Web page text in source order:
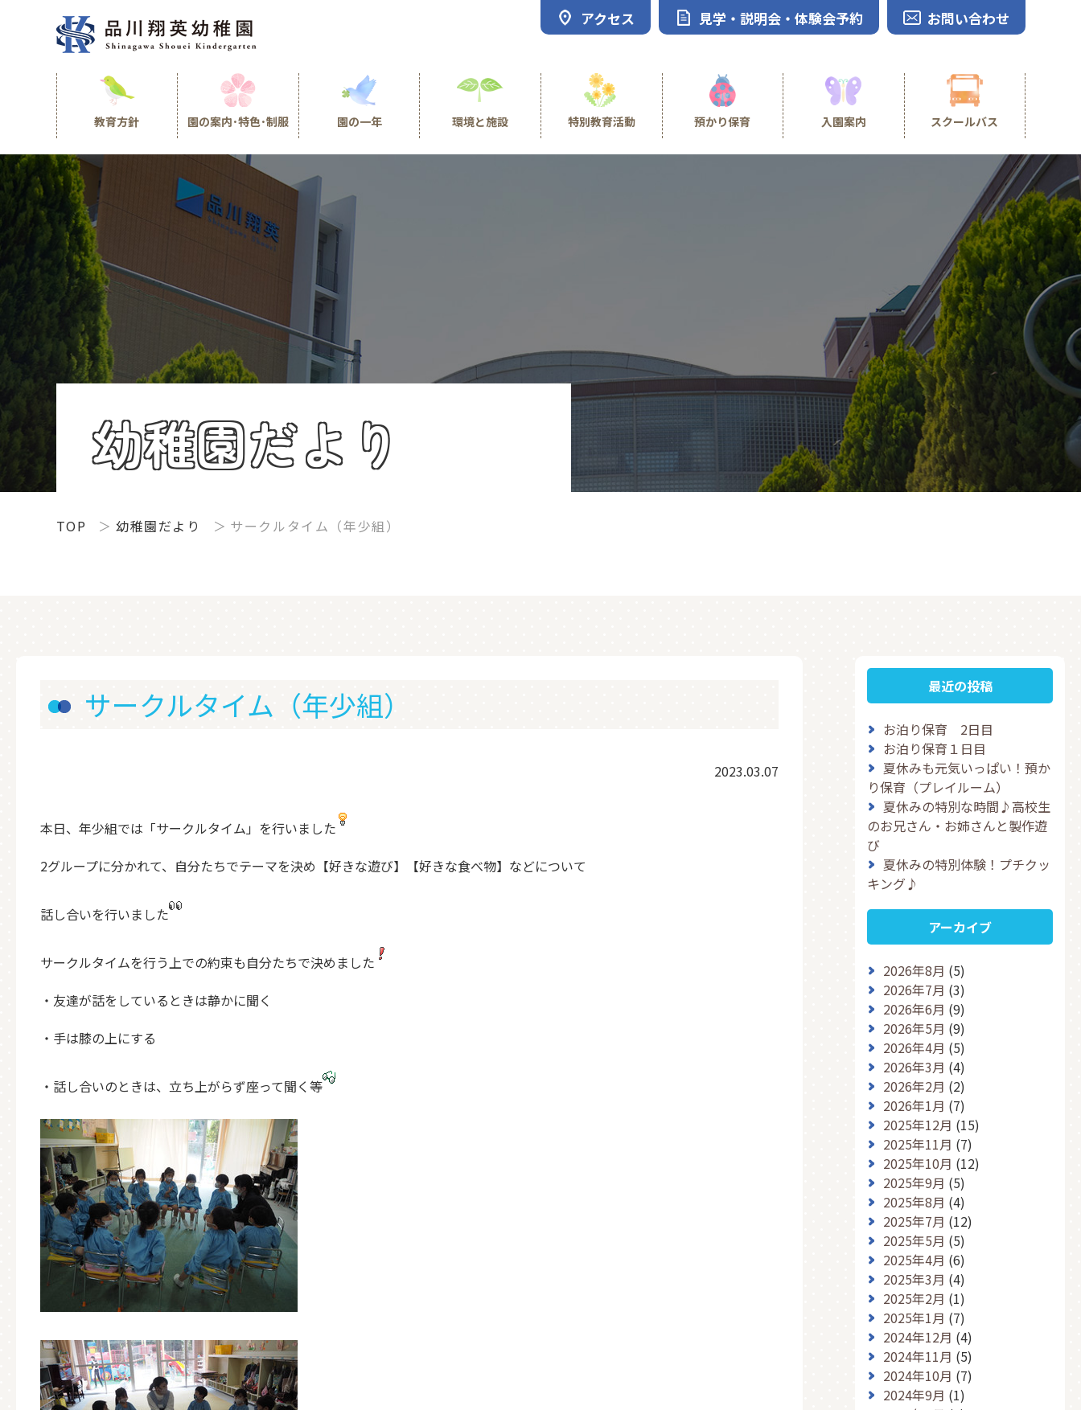
アクセス 見学・説明会・体験会予約 お問い合わせ
教育方針 園の案内･特色･制服 園の一年 環境と施設 特別教育活動 預かり保育 入園案内 スクールバス
幼稚園だより
TOP 幼稚園だより サークルタイム（年少組）
サークルタイム（年少組）
2023.03.07
本日、年少組では「サークルタイム」を行いました
2グループに分かれて、自分たちでテーマを決め【好きな遊び】【好きな食べ物】などについて
話し合いを行いました
サークルタイムを行う上での約束も自分たちで決めました
・友達が話をしているときは静かに聞く
・手は膝の上にする
・話し合いのときは、立ち上がらず座って聞く等
最近の投稿
お泊り保育 2日目
お泊り保育１日目
夏休みも元気いっぱい！預か
り保育（プレイルーム）
夏休みの特別な時間♪高校生
のお兄さん・お姉さんと製作遊
び
夏休みの特別体験！プチクッ
キング♪
アーカイブ
2026年8月 (5)
2026年7月 (3)
2026年6月 (9)
2026年5月 (9)
2026年4月 (5)
2026年3月 (4)
2026年2月 (2)
2026年1月 (7)
2025年12月 (15)
2025年11月 (7)
2025年10月 (12)
2025年9月 (5)
2025年8月 (4)
2025年7月 (12)
2025年5月 (5)
2025年4月 (6)
2025年3月 (4)
2025年2月 (1)
2025年1月 (7)
2024年12月 (4)
2024年11月 (5)
2024年10月 (7)
2024年9月 (1)